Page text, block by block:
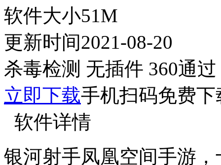
软件大小51M
更新时间2021-08-20
杀毒检测 无插件 360通过
立即下载手机扫码免费下
软件详情
银河射手凤凰空间手游